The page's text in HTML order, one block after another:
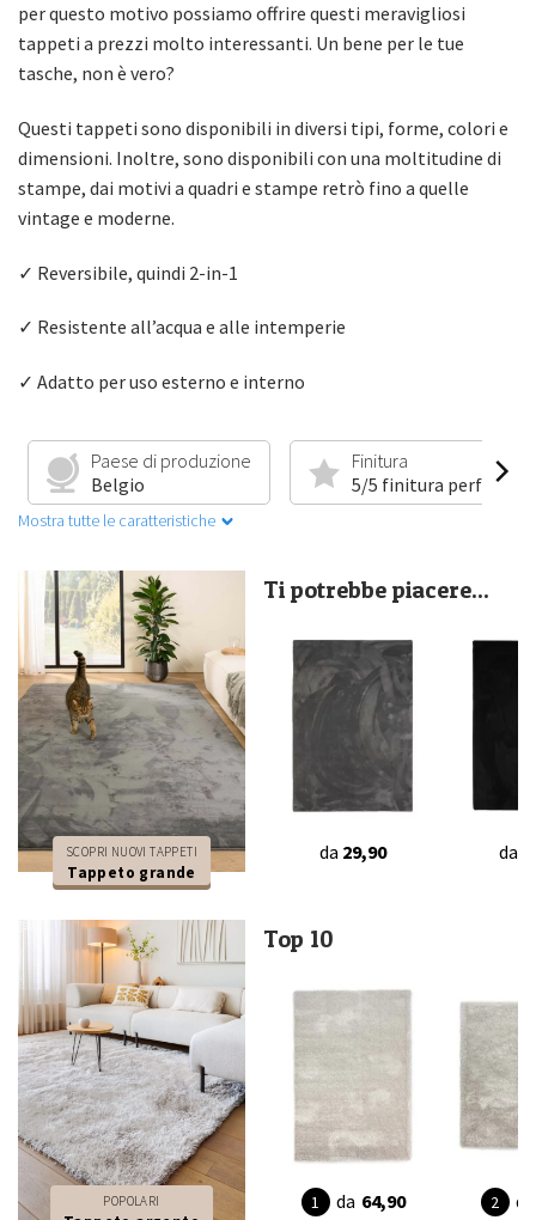
per questo motivo possiamo offrire questi meravigliosi
tappeti a prezzi molto interessanti. Un bene per le tue
tasche, non è vero?
Questi tappeti sono disponibili in diversi tipi, forme, colori e
dimensioni. Inoltre, sono disponibili con una moltitudine di
stampe, dai motivi a quadri e stampe retrò fino a quelle
vintage e moderne.
✓ Reversibile, quindi 2-in-1
✓ Resistente all’acqua e alle intemperie
✓ Adatto per uso esterno e interno
Paese di produzione
Belgio
Finitura
5/5 finitura perfetta
Mostra tutte le caratteristiche
SCOPRI NUOVI TAPPETI
Tappeto grande
Ti potrebbe piacere...
da 29,90 da
POPOLARI
Top 10
da 64,90 da